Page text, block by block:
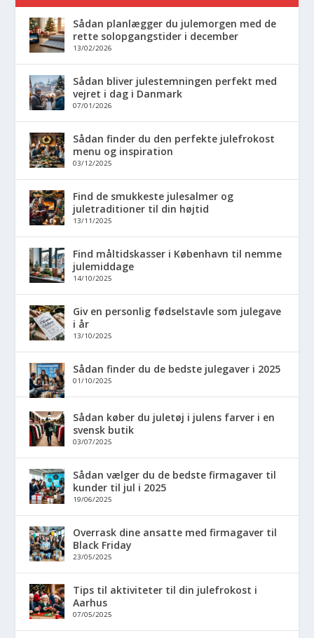
Sådan planlægger du julemorgen med de
rette solopgangstider i december
13/02/2026
Sådan bliver julestemningen perfekt med
vejret i dag i Danmark
07/01/2026
Sådan finder du den perfekte julefrokost
menu og inspiration
03/12/2025
Find de smukkeste julesalmer og
juletraditioner til din højtid
13/11/2025
Find måltidskasser i København til nemme
julemiddage
14/10/2025
Giv en personlig fødselstavle som julegave
i år
13/10/2025
Sådan finder du de bedste julegaver i 2025
01/10/2025
Sådan køber du juletøj i julens farver i en
svensk butik
03/07/2025
Sådan vælger du de bedste firmagaver til
kunder til jul i 2025
19/06/2025
Overrask dine ansatte med firmagaver til
Black Friday
23/05/2025
Tips til aktiviteter til din julefrokost i
Aarhus
07/05/2025